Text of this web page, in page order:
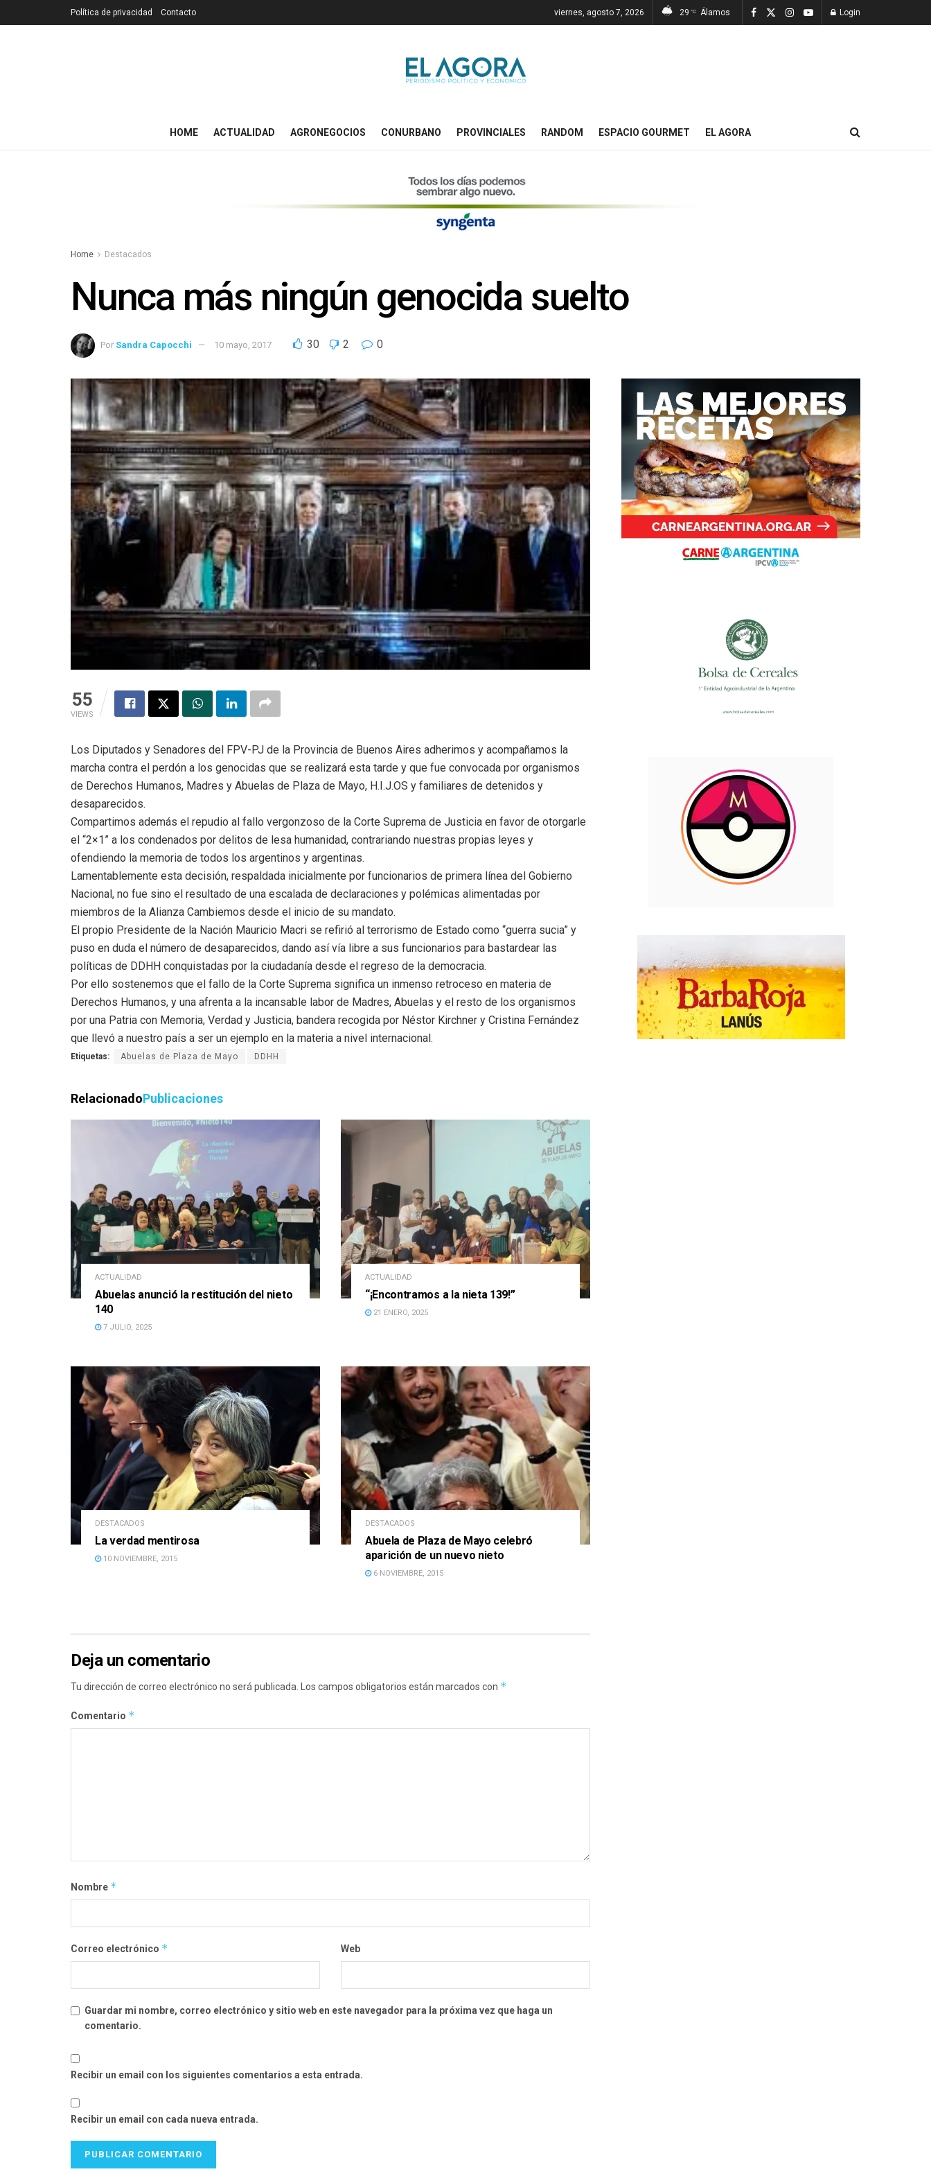
Política de privacidad Contacto viernes, agosto 7, 2026 29 °C Álamos Login
HOME ACTUALIDAD AGRONEGOCIOS CONURBANO PROVINCIALES RANDOM ESPACIO GOURMET EL AGORA
Home Destacados
Nunca más ningún genocida suelto
Por Sandra Capocchi 10 mayo, 2017 30 2 0
55
VIEWS
Los Diputados y Senadores del FPV-PJ de la Provincia de Buenos Aires adherimos y acompañamos la
marcha contra el perdón a los genocidas que se realizará esta tarde y que fue convocada por organismos
de Derechos Humanos, Madres y Abuelas de Plaza de Mayo, H.I.J.OS y familiares de detenidos y
desaparecidos.
Compartimos además el repudio al fallo vergonzoso de la Corte Suprema de Justicia en favor de otorgarle
el “2×1” a los condenados por delitos de lesa humanidad, contrariando nuestras propias leyes y
ofendiendo la memoria de todos los argentinos y argentinas.
Lamentablemente esta decisión, respaldada inicialmente por funcionarios de primera línea del Gobierno
Nacional, no fue sino el resultado de una escalada de declaraciones y polémicas alimentadas por
miembros de la Alianza Cambiemos desde el inicio de su mandato.
El propio Presidente de la Nación Mauricio Macri se refirió al terrorismo de Estado como “guerra sucia” y
puso en duda el número de desaparecidos, dando así vía libre a sus funcionarios para bastardear las
políticas de DDHH conquistadas por la ciudadanía desde el regreso de la democracia.
Por ello sostenemos que el fallo de la Corte Suprema significa un inmenso retroceso en materia de
Derechos Humanos, y una afrenta a la incansable labor de Madres, Abuelas y el resto de los organismos
por una Patria con Memoria, Verdad y Justicia, bandera recogida por Néstor Kirchner y Cristina Fernández
que llevó a nuestro país a ser un ejemplo en la materia a nivel internacional.
Etiquetas: Abuelas de Plaza de Mayo DDHH
RelacionadoPublicaciones
ACTUALIDAD
Abuelas anunció la restitución del nieto
140
7 JULIO, 2025
ACTUALIDAD
“¡Encontramos a la nieta 139!”
21 ENERO, 2025
DESTACADOS
La verdad mentirosa
10 NOVIEMBRE, 2015
DESTACADOS
Abuela de Plaza de Mayo celebró
aparición de un nuevo nieto
6 NOVIEMBRE, 2015
Deja un comentario
Tu dirección de correo electrónico no será publicada. Los campos obligatorios están marcados con *
Comentario *
Nombre *
Correo electrónico * Web
Guardar mi nombre, correo electrónico y sitio web en este navegador para la próxima vez que haga un
comentario.
Recibir un email con los siguientes comentarios a esta entrada.
Recibir un email con cada nueva entrada.